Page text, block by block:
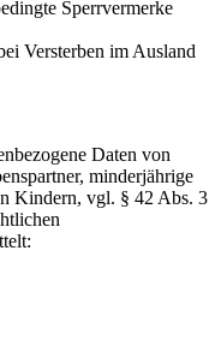
Sperrvermerke
Versterben im Ausland
Daten von
minderjährige
Kindern, vgl. § 42 Abs. 3